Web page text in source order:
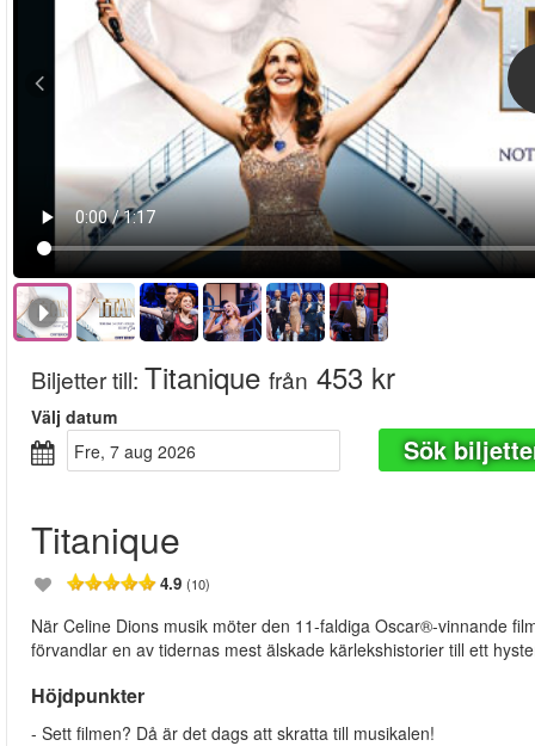
Biljetter till: Titanique från 453 kr
Välj datum
fre, 7 aug 2026
Sök
Titanique
4.9 (10)
När Celine Dions musik möter den 11-faldiga Oscar®-vinnande
förvandlar en av tidernas mest älskade kärlekshistorier till ett
Höjdpunkter
- Sett filmen? Då är det dags att skratta till musikalen!